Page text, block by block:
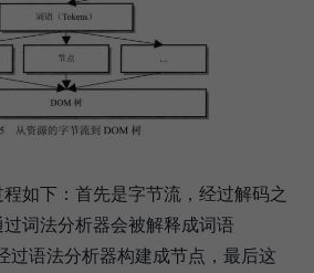
如下：首先是字节流，经过解码之
词法分析器会被解释成词语
过语法分析器构建成节点，最后这